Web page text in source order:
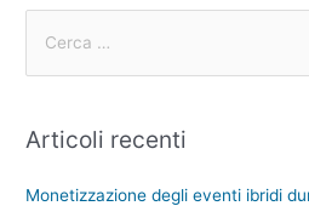
Articoli recenti
Monetizzazione degli eventi ibridi